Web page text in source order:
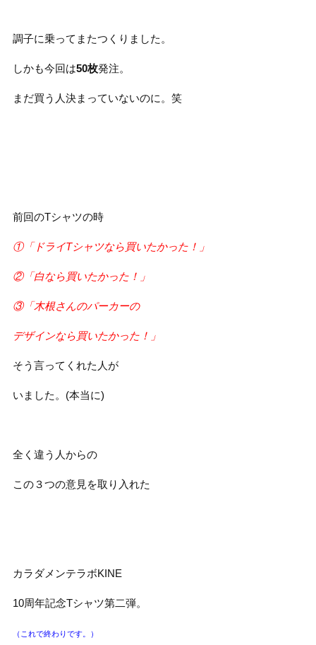
調子に乗ってまたつくりました。
しかも今回は50枚発注。
まだ買う人決まっていないのに。笑
前回のTシャツの時
①「ドライTシャツなら買いたかった！」
②「白なら買いたかった！」
③「木根さんのパーカーの
デザインなら買いたかった！」
そう言ってくれた人が
いました。(本当に)
全く違う人からの
この３つの意見を取り入れた
カラダメンテラボKINE
10周年記念Tシャツ第二弾。
（これで終わりです。）